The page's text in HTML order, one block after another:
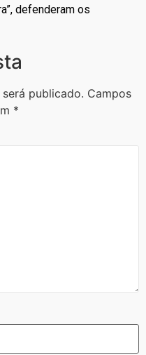
defenderam os
publicado. Campos
*